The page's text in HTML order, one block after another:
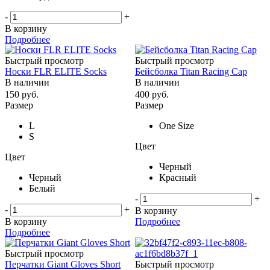
-
+
В корзину
Подробнее
Быстрый просмотр
Носки FLR ELITE Socks
В наличии
150 руб.
Размер
L
S
Цвет
Черный
Белый
-
+
В корзину
Подробнее
Быстрый просмотр
Бейсболка Titan Racing Cap
В наличии
400 руб.
Размер
One Size
Цвет
Черный
Красный
-
+
В корзину
Подробнее
Быстрый просмотр
Перчатки Giant Gloves Short
Быстрый просмотр